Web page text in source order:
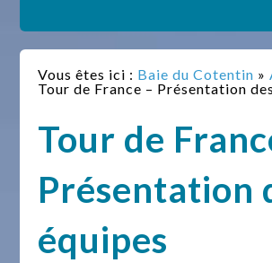
Vous êtes ici : Baie du Cotentin »
Tour de France – Présentation
Tour de
Présentation
équipes